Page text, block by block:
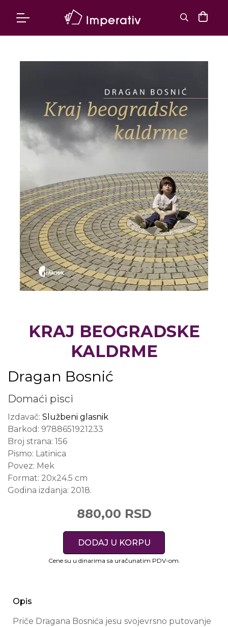
KRAJ BEOGRADSKE
KALDRME
Dragan Bosnić
Domaći pisci
Izdavač: Službeni glasnik
Barkod: 9788651921233
Broj strana: 156
Pismo: Latinica
Povez: Mek
Format: 20x24.5 cm
Godina izdanja: 2018.
880,00 RSD
DODAJ U KORPU
Cene su u dinarima sa uračunatim PDV-om.
Opis
Priče Dragana Bosnića jesu svojevrsno putovanje